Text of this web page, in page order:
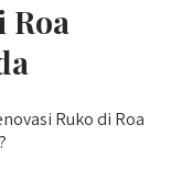
Roa
Ruko di Roa